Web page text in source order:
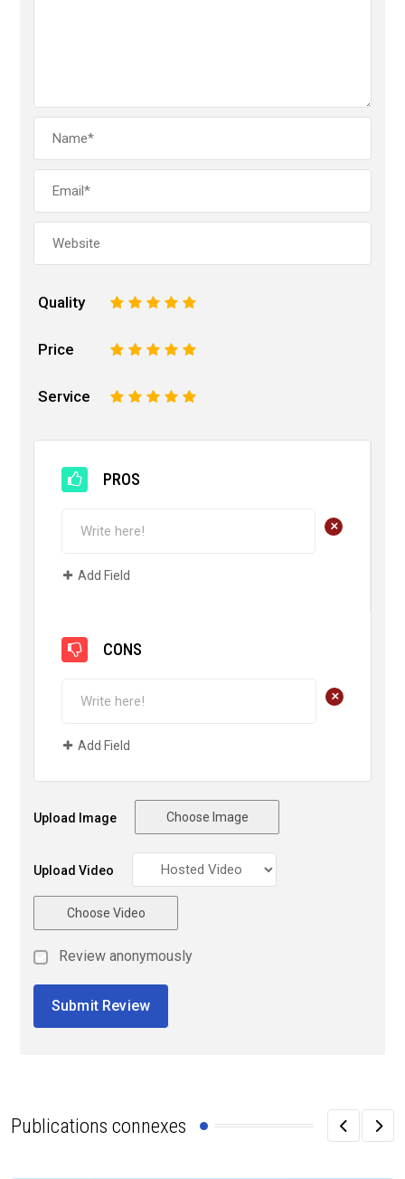
Quality 5
4
3
2
Price 5
4
3
2
Service 5
4
3
2
PROS
+
Add Field
CONS
+
Add Field
Upload Image Choose Image
Upload Video
Choose Video
Review anonymously
Publications connexes